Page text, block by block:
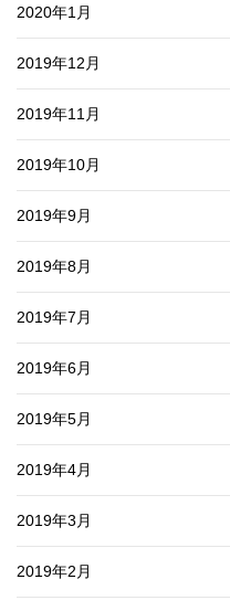
2020年1月
2019年12月
2019年11月
2019年10月
2019年9月
2019年8月
2019年7月
2019年6月
2019年5月
2019年4月
2019年3月
2019年2月